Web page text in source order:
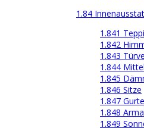
1.84
1.841
1.842
1.843
1.844
1.845
1.846 Sitze
1.847 Gurte
1.848
1.849